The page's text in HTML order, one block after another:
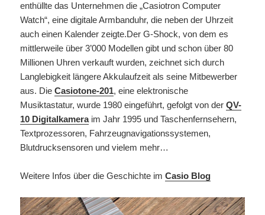
enthüllte das Unternehmen die „Casiotron Computer
Watch“, eine digitale Armbanduhr, die neben der Uhrzeit
auch einen Kalender zeigte.Der G-Shock, von dem es
mittlerweile über 3’000 Modellen gibt und schon über 80
Millionen Uhren verkauft wurden, zeichnet sich durch
Langlebigkeit längere Akkulaufzeit als seine Mitbewerber
aus. DieCasiotone-201, eine elektronische
Musiktastatur, wurde 1980 eingeführt, gefolgt von derQV-
10 Digitalkameraim Jahr 1995 und Taschenfernsehern,
Textprozessoren, Fahrzeugnavigationssystemen,
Blutdrucksensoren und vielem mehr…
Weitere Infos über die Geschichte imCasio Blog